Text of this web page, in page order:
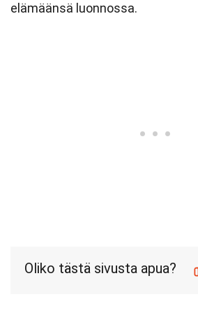
elämäänsä luonnossa.
Oliko tästä sivusta apua?